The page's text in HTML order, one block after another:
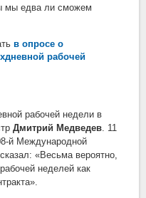
мы едва ли сможем
в опросе о
рабочей
рабочей недели в
Дмитрий Медведев . 11
й Международной
«Весьма вероятно,
неделей как